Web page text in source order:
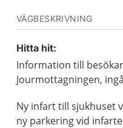
VÄGBESKRIVNING
Hitta hit:
Information till
Jourmottagningen,
Ny infart till sjukhuset
ny parkering vid